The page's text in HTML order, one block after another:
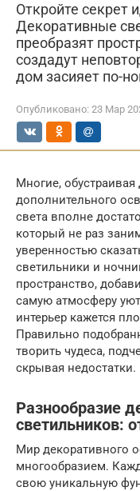
Откройте секрет
Декоративные
преобразят
создадут
дом засияет по-
Опубликовано: 23 Мар
Многие,
дополнительного
света вполне
который не раз
уверенностью
светильники и
пространство,
самую атмосферу
интерьер кажется
Правильно
творить чудеса,
скрывая недостатки.
Разнообразие
светильников:
Мир декоративного
многообразием.
свою уникальную